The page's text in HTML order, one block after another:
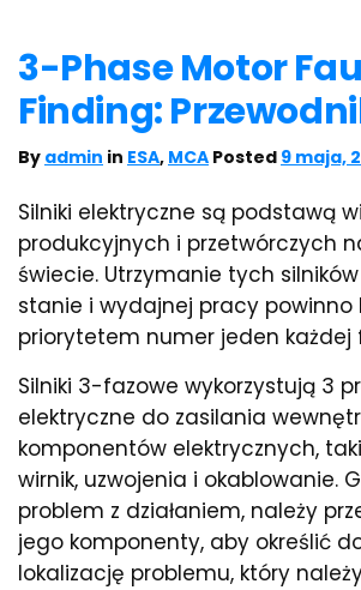
3-Phase Motor
Finding:
By admin in ESA, MCA Posted 9 maja,
Silniki elektryczne są podstawą
produkcyjnych i przetwórczych
świecie. Utrzymanie tych
stanie i wydajnej pracy powinno
priorytetem numer jeden każdej
Silniki 3-fazowe wykorzystują 3
elektryczne do zasilania
komponentów elektrycznych,
wirnik, uzwojenia i okablowanie.
problem z działaniem, należy
jego komponenty, aby określić
lokalizację problemu, który